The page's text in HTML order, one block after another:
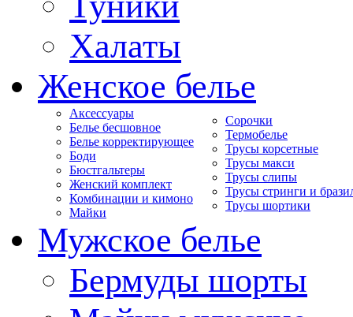
Халаты
Женское белье
Аксессуары
Белье бесшовное
Белье корректирующее
Боди
Бюстгальтеры
Женский комплект
Комбинации и кимоно
Майки
Сорочки
Термобелье
Трусы корсетные
Трусы макси
Трусы слипы
Трусы стринги и
Трусы шортики
Мужское белье
Бермуды шорты